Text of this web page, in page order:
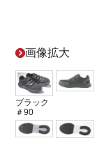
画像拡大
ブラック
＃90